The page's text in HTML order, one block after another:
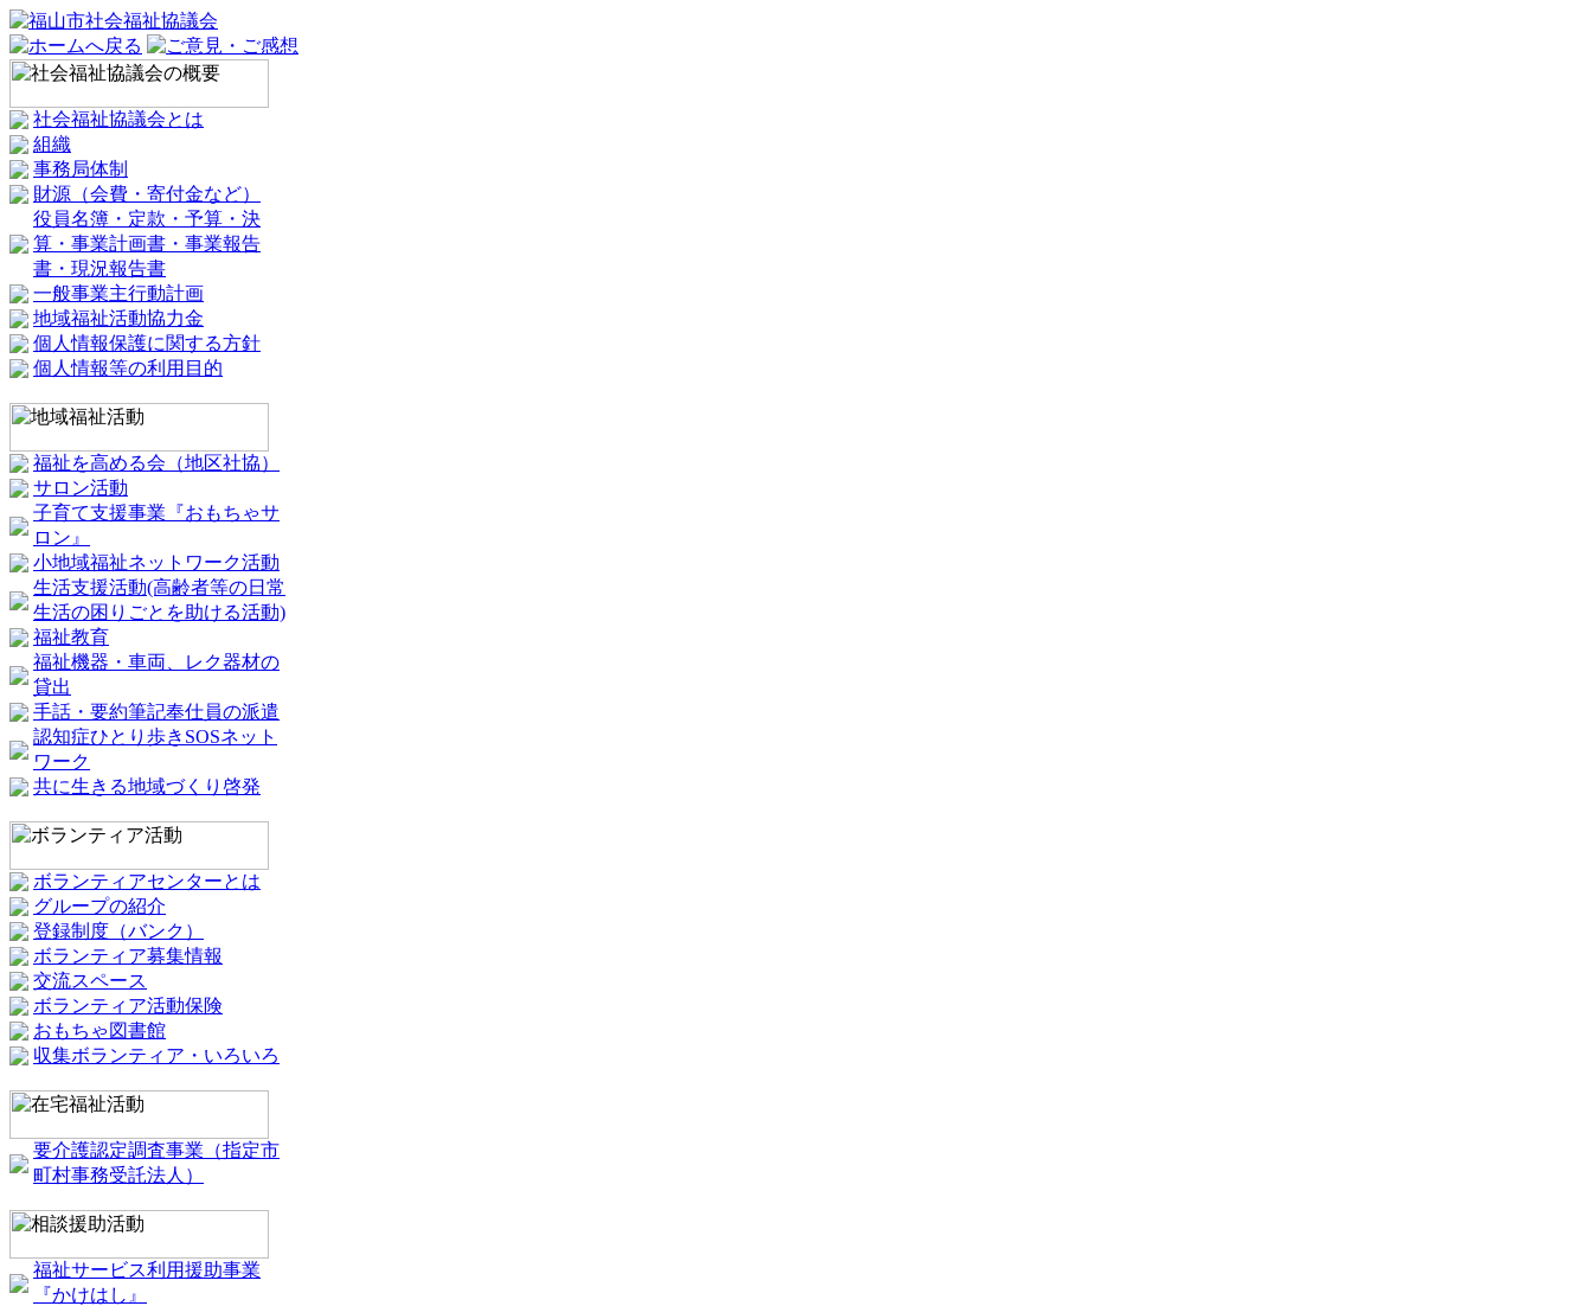
社会福祉協議会とは
組織
事務局体制
財源（会費・寄付金など）
役員名簿・定款・予算・決
算・事業計画書・事業報告
書・現況報告書
一般事業主行動計画
地域福祉活動協力金
個人情報保護に関する方針
個人情報等の利用目的
福祉を高める会（地区社協）
サロン活動
子育て支援事業『おもちゃサ
ロン』
小地域福祉ネットワーク活動
生活支援活動(高齢者等の日常
生活の困りごとを助ける活動)
福祉教育
福祉機器・車両、レク器材の
貸出
手話・要約筆記奉仕員の派遣
認知症ひとり歩きSOSネット
ワーク
共に生きる地域づくり啓発
ボランティアセンターとは
グループの紹介
登録制度（バンク）
ボランティア募集情報
交流スペース
ボランティア活動保険
おもちゃ図書館
収集ボランティア・いろいろ
要介護認定調査事業（指定市
町村事務受託法人）
福祉サービス利用援助事業
『かけはし』